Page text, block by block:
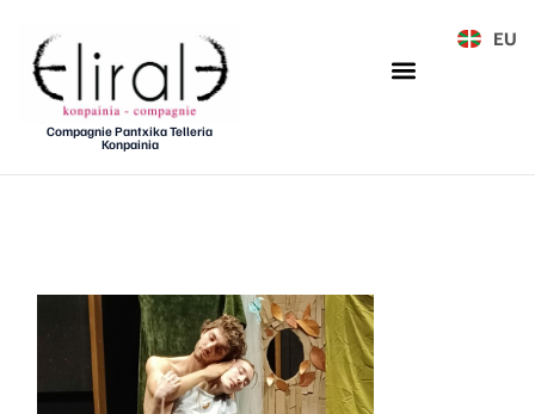
Compagnie Pantxika Telleria
Konpainia
EU